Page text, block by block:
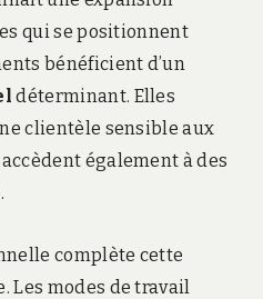
qui se positionnent
bénéficient d’un
déterminant. Elles
clientèle sensible aux
également à des
complète cette
Les modes de travail